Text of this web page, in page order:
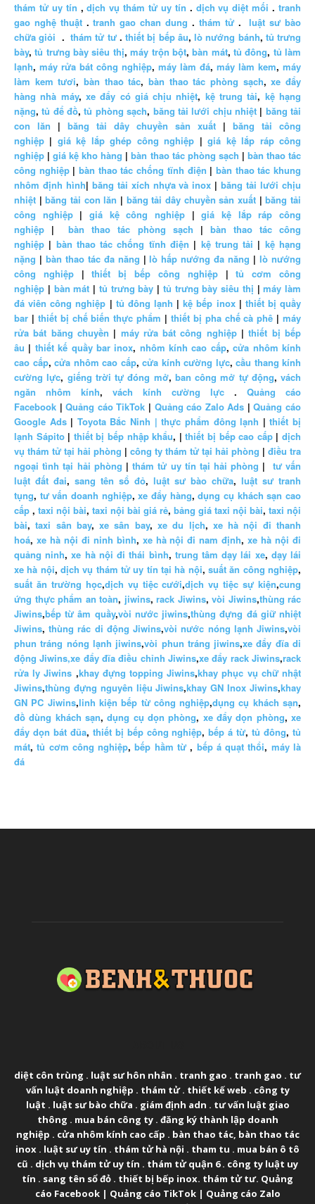
thám tử uy tín ,dịch vụ thám tử uy tín . dịch vụ diệt mối .tranh
gao nghệ thuật.tranh gao chan dung . thám tử.luật sư bào
chữa giỏi .thám tử tư.thiết bị bếp âu,lò nướng bánh, tủ trưng
bày,tủ trưng bày siêu thị,máy trộn bột,bàn mát, tủ đông, tủ làm
lạnh, máy rửa bát công nghiệp, máy làm đá, máy làm kem, máy
làm kem tươi,bàn thao tác,bàn thao tác phòng sạch,xe đẩy
hàng nhà máy, xe đẩy có giá chịu nhiệt, kệ trung tải, kệ hạng
nặng,tủ để đồ,tủ phòng sạch, băng tải lưới chịu nhiệt| băng tải
con lăn | băng tải dây chuyền sản xuất | băng tải công
nghiệp | giá kệ lắp ghép công nghiệp |giá kệ lắp ráp công
nghiệp |giá kệ kho hàng |bàn thao tác phòng sạch | bàn thao tác
công nghiệp|bàn thao tác chống tĩnh điện | bàn thao tác khung
nhôm định hình| băng tải xích nhựa và inox |băng tải lưới chịu
nhiệt |băng tải con lăn | băng tải dây chuyền sản xuất |băng tải
công nghiệp|giá kệ công nghiệp |giá kệ lắp ráp công
nghiệp |bàn thao tác phòng sạch | bàn thao tác công
nghiệp | bàn thao tác chống tĩnh điện | kệ trung tải | kệ hạng
nặng | bàn thao tác đa năng |lò hấp nướng đa năng |lò nướng
công nghiệp|thiết bị bếp công nghiệp|tủ cơm công
nghiệp | bàn mát | tủ trưng bày | tủ trưng bày siêu thị |máy làm
đá viên công nghiệp | tủ đông lạnh |kệ bếp inox| thiết bị quầy
bar | thiết bị chế biến thực phẩm | thiết bị pha chế cà phê | máy
rửa bát băng chuyền | máy rửa bát công nghiệp|thiết bị bếp
âu | thiết kế quầy bar inox, nhôm kính cao cấp,cửa nhôm kính
cao cấp, cửa nhôm cao cấp, cửa kính cường lực, cầu thang kính
cường lực, giếng trời tự đóng mở, ban công mở tự động, vách
ngăn nhôm kính, vách kính cường lực . Quảng cáo
Facebook |Quảng cáo TikTok | Quảng cáo Zalo Ads |Quảng cáo
Google Ads| Toyota Bắc Ninh | thực phẩm đông lạnh |thiết bị
lạnh Sápito | thiết bị bếp nhập khẩu, |thiết bị bếp cao cấp|dịch
vụ thám tử tại hải phòng | công ty thám tử tại hải phòng | điều tra
ngoại tình tại hải phòng |thám tử uy tín tại hải phòng | tư vấn
luật đất đai, sang tên sổ đỏ, luật sư bào chữa, luật sư tranh
tụng, tư vấn doanh nghiệp,xe đẩy hàng,dụng cụ khách sạn cao
cấp , taxi nội bài, taxi nội bài giá rẻ, bảng giá taxi nội bài, taxi nội
bài,taxi sân bay,xe sân bay,xe du lịch, xe hà nội đi thanh
hoá, xe hà nội đi ninh bình, xe hà nội đi nam định,xe hà nội đi
quảng ninh,xe hà nội đi thái bình, trung tâm dạy lái xe, dạy lái
xe hà nội,dịch vụ thám tử uy tín tại hà nội,suất ăn công nghiệp,
suất ăn trường học,dịch vụ tiệc cưới,dịch vụ tiệc sự kiện,cung
ứng thực phẩm an toàn, jiwins, rack Jiwins, vòi Jiwins,thùng rác
Jiwins,bếp từ âm quầy,vòi nước jiwins,thùng đựng đá giữ nhiệt
Jiwins,thùng rác di động Jiwins,vòi nước nóng lạnh Jiwins,vòi
phun tráng nóng lạnh jiwins,vòi phun tráng jiwins,xe đẩy đĩa di
động Jiwins,xe đẩy đĩa điều chỉnh Jiwins,xe đẩy rack Jiwins,rack
rửa ly Jiwins ,khay đựng topping Jiwins,khay phục vụ chữ nhật
Jiwins,thùng đựng nguyên liệu Jiwins,khay GN Inox Jiwins,khay
GN PC Jiwins,linh kiện bếp từ công nghiệp,dụng cụ khách sạn,
đồ dùng khách sạn,dụng cụ dọn phòng, xe đẩy dọn phòng,xe
đẩy dọn bát đũa, thiết bị bếp công nghiệp,bếp á từ,tủ đông,tủ
mát,tủ cơm công nghiệp,bếp hầm từ , bếp á quạt thổi, máy là
đá
diệt côn trùng . luật sư hôn nhân . tranh gao . tranh gao . tư
vấn luật doanh nghiệp . thám tử. thiết kế web . công ty
luật . luật sư bào chữa . giám định adn . tư vấn luật giao
thông . mua bán công ty. đăng ký thành lập doanh
nghiệp . cửa nhôm kính cao cấp . bàn thao tác, bàn thao tác
inox . luật sư uy tín . thám tử hà nội . tham tu . mua bán ô tô
cũ . dịch vụ thám tử uy tín . thám tử quận 6. công ty luật uy
tín . sang tên sổ đỏ . thiết bị bếp inox. thám tử tư. Quảng
cáo Facebook| Quảng cáo TikTok| Quảng cáo Zalo